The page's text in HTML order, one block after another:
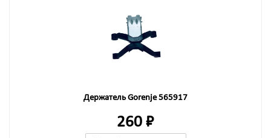
Держатель Gorenje 565917
260 ₽